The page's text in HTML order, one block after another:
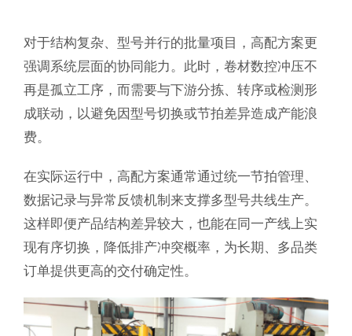
对于结构复杂、型号并行的批量项目，高配方案更
强调系统层面的协同能力。此时，卷材数控冲压不
再是孤立工序，而需要与下游分拣、转序或检测形
成联动，以避免因型号切换或节拍差异造成产能浪
费。
在实际运行中，高配方案通常通过统一节拍管理、
数据记录与异常反馈机制来支撑多型号共线生产。
这样即便产品结构差异较大，也能在同一产线上实
现有序切换，降低排产冲突概率，为长期、多品类
订单提供更高的交付确定性。